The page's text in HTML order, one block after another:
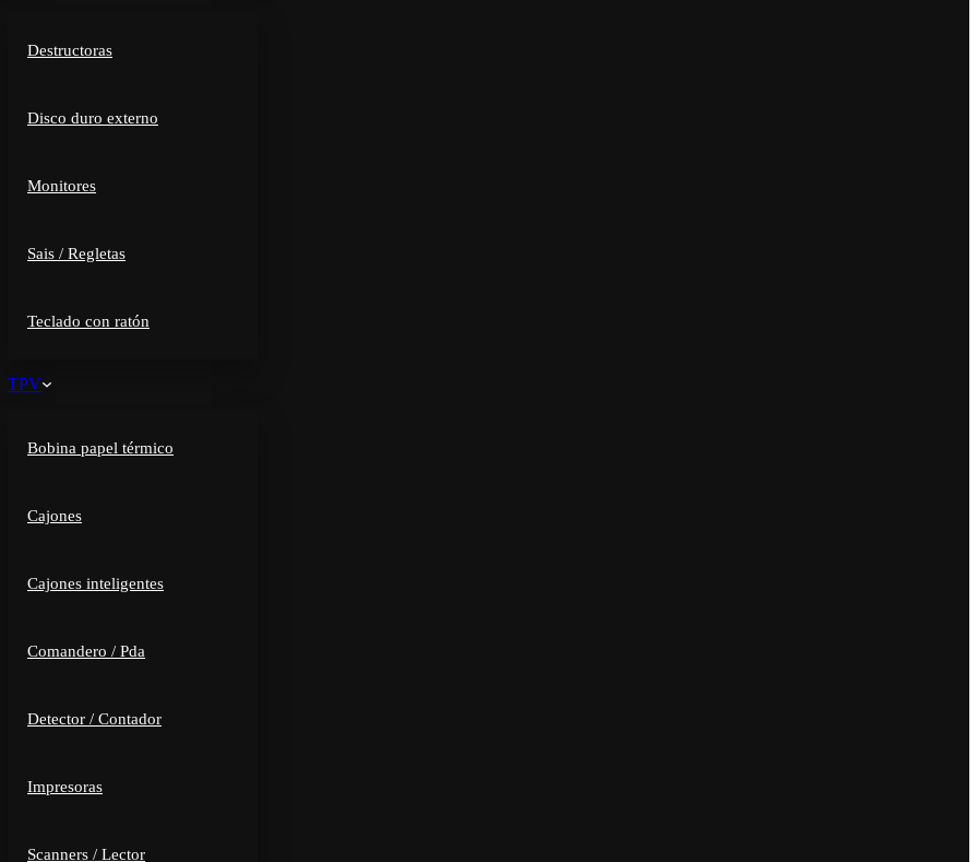
Destructoras
Disco duro externo
Monitores
Sais / Regletas
Teclado con ratón
TPV
Bobina papel térmico
Cajones
Cajones inteligentes
Comandero / Pda
Detector / Contador
Impresoras
Scanners / Lector